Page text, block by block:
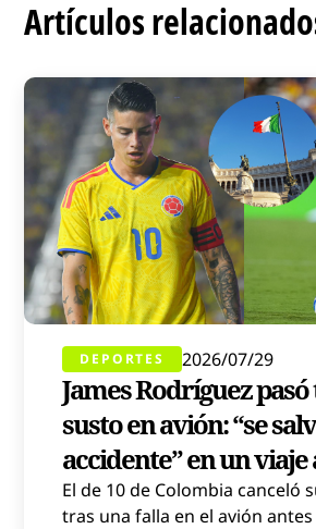
Artículos
DEPORTES 2026/07/29
James Rodríguez
susto en avión: “se
accidente” en un viaje
El de 10 de Colombia canceló
tras una falla en el avión